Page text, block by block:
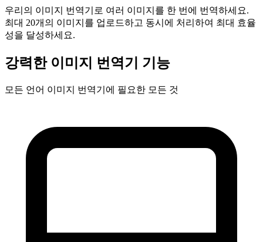
우리의 이미지 번역기로 여러 이미지를 한 번에 번역하세요.
최대 20개의 이미지를 업로드하고 동시에 처리하여 최대 효율
성을 달성하세요.
강력한 이미지 번역기 기능
모든 언어 이미지 번역기에 필요한 모든 것